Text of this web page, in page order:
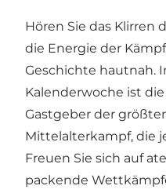
Hören Sie das Klirren
die Energie der
Geschichte hautnah.
Kalenderwoche ist
Gastgeber der
Mittelalterkampf, die
Freuen Sie sich auf
packende